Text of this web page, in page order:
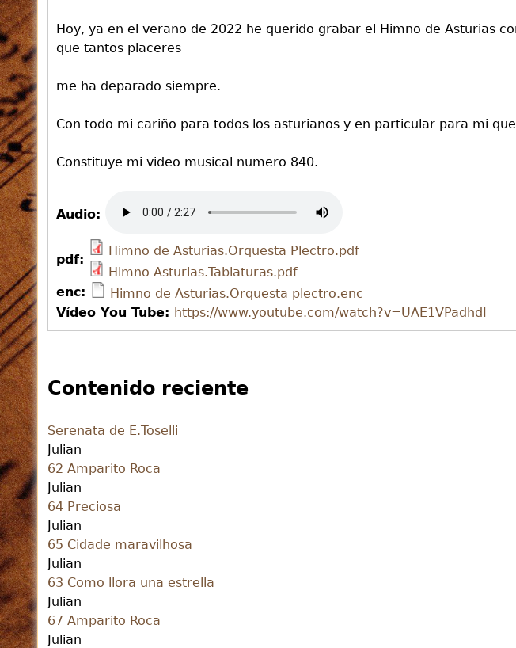
Hoy, ya en el verano de 2022 he querido grabar el Himno de Asturias
que tantos placeres
me ha deparado siempre.
Con todo mi cariño para todos los asturianos y en particular para mi
Constituye mi video musical numero 840.
Audio:
pdf:
Himno de Asturias.Orquesta Plectro.pdf
Himno Asturias.Tablaturas.pdf
enc:
Himno de Asturias.Orquesta plectro.enc
Vídeo You Tube: https://www.youtube.com/watch?v=UAE1VPadhdI
Contenido reciente
Serenata de E.Toselli
Julian
62 Amparito Roca
Julian
64 Preciosa
Julian
65 Cidade maravilhosa
Julian
63 Como llora una estrella
Julian
67 Amparito Roca
Julian